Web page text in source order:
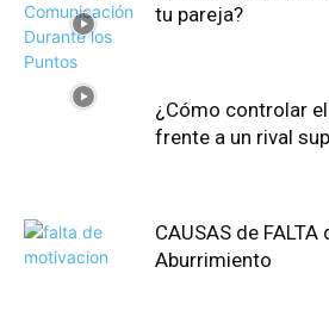
tu pareja?
¿Cómo controlar
frente a un rival
CAUSAS de
Aburrimiento